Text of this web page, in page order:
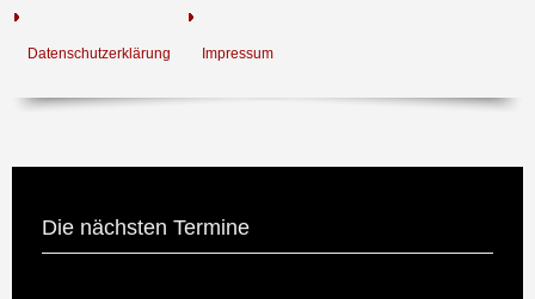
Datenschutzerklärung Impressum
Die nächsten Termine